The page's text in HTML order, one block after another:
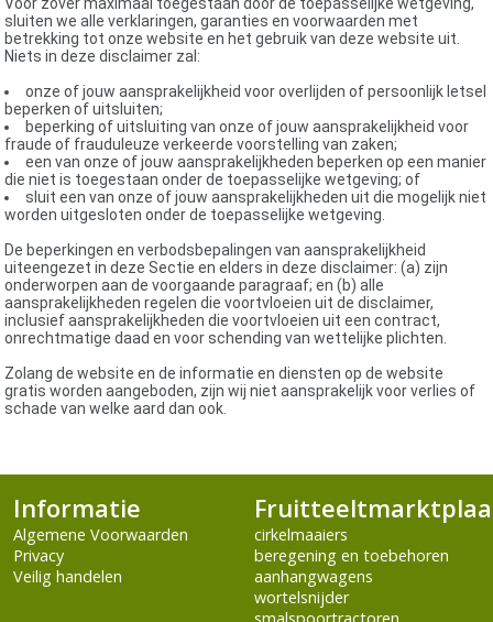
sluiten we alle verklaringen, garanties en voorwaarden met
betrekking tot onze website en het gebruik van deze website uit.
Niets in deze disclaimer zal:
onze of jouw aansprakelijkheid voor overlijden of persoonlijk letsel
beperken of uitsluiten;
beperking of uitsluiting van onze of jouw aansprakelijkheid voor
fraude of frauduleuze verkeerde voorstelling van zaken;
een van onze of jouw aansprakelijkheden beperken op een manier
die niet is toegestaan ​​onder de toepasselijke wetgeving; of
sluit een van onze of jouw aansprakelijkheden uit die mogelijk niet
worden uitgesloten onder de toepasselijke wetgeving.
De beperkingen en verbodsbepalingen van aansprakelijkheid
uiteengezet in deze Sectie en elders in deze disclaimer: (a) zijn
onderworpen aan de voorgaande paragraaf; en (b) alle
aansprakelijkheden regelen die voortvloeien uit de disclaimer,
inclusief aansprakelijkheden die voortvloeien uit een contract,
onrechtmatige daad en voor schending van wettelijke plichten.
Zolang de website en de informatie en diensten op de website
gratis worden aangeboden, zijn wij niet aansprakelijk voor verlies of
schade van welke aard dan ook.
Informatie
Algemene Voorwaarden
Privacy
Veilig handelen
cirkelmaaiers
beregening en toebehoren
aanhangwagens
wortelsnijder